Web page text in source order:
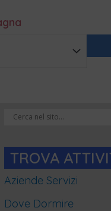
TROVA
Aziende Servizi
Dove Dormire
Categorie